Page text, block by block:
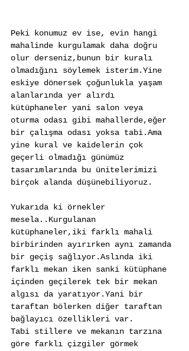
Peki konumuz ev ise, evin hangi
mahalinde kurgulamak daha doğru
olur derseniz,bunun bir kuralı
olmadığını söylemek isterim.Yine
eskiye dönersek çoğunlukla yaşam
alanlarında yer alırdı
kütüphaneler yani salon veya
oturma odası gibi mahallerde,eğer
bir çalışma odası yoksa tabi.Ama
yine kural ve kaidelerin çok
geçerli olmadığı günümüz
tasarımlarında bu ünitelerimizi
birçok alanda düşünebiliyoruz.
Yukarıda ki örnekler
mesela..Kurgulanan
kütüphaneler,iki farklı mahali
birbirinden ayırırken aynı zamanda
bir geçiş sağlıyor.Aslında iki
farklı mekan iken sanki kütüphane
içinden geçilerek tek bir mekan
algısı da yaratıyor.Yani bir
taraftan bölerken diğer taraftan
bağlayıcı özellikleri var.
Tabi stillere ve mekanın tarzına
göre farklı çizgiler görmek